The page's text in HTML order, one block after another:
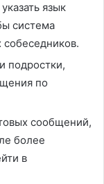
язык
система
подростки,
по
сообщений,
более
в